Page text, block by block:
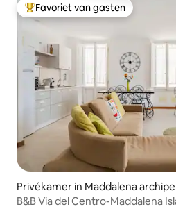
Topfavoriet van gasten
Favoriet van gasten
Privékamer in Maddalena archipel
B&B Via del Centro-Maddalena